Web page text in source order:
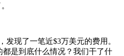
发现了一笔近$3万美元的费用。
是到底什么情况？我们干了什